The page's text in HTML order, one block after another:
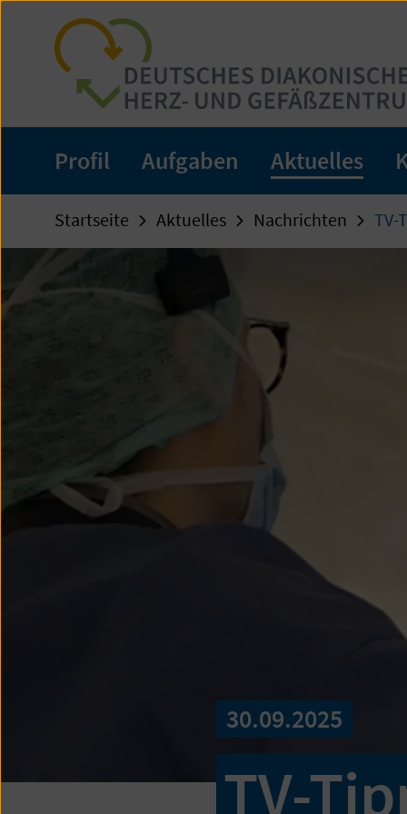
Zum
Seiteninhalt
springen
Profil Aufgaben Aktuelles
Startseite Aktuelles Nachrichten TV-
30.09.2025
TV-